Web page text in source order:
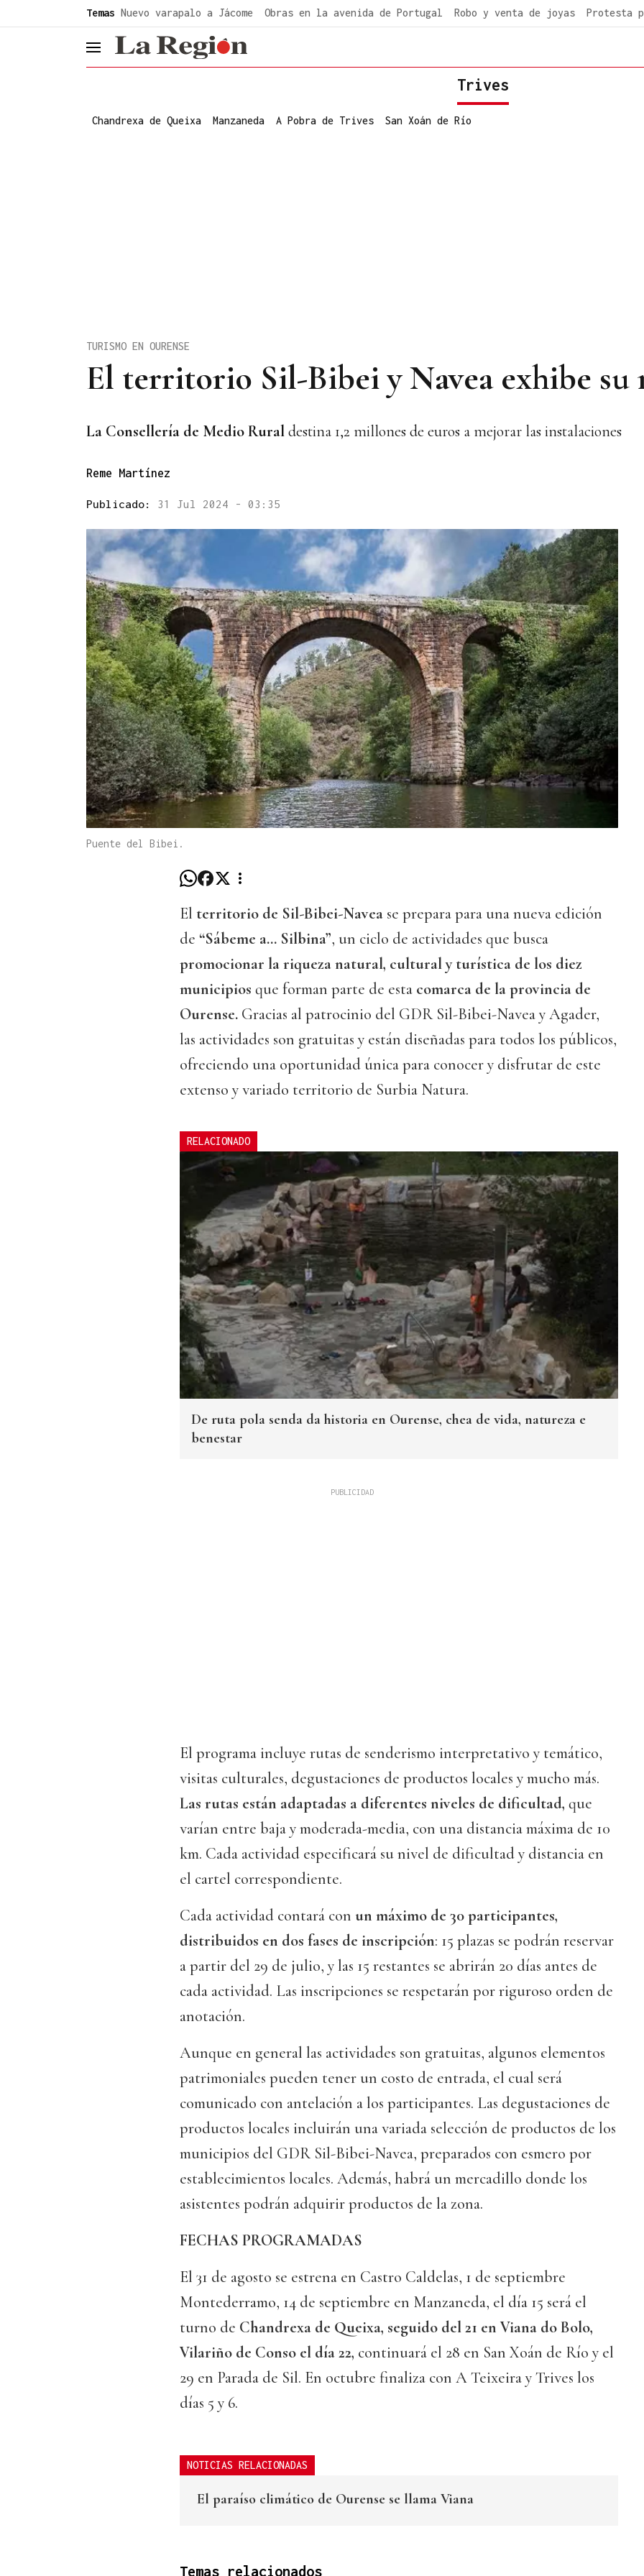
Temas Nuevo varapalo a Jácome Obras en la avenida de Portugal Robo y venta de joyas Protesta
header.menu.open
Trives
Chandrexa de Queixa Manzaneda A Pobra de Trives San Xoán de Río
El territorio Sil-Bibei y Navea exhibe su
TURISMO EN OURENSE
La Consellería de Medio Ruraldestina 1,2 millones de euros a mejorar las instalaciones
Reme Martínez
Publicado: 31 Jul 2024 - 03:35
Puente del Bibei.
El territorio de Sil-Bibei-Navea se prepara para una nueva edición
de “Sábeme a… Silbina”, un ciclo de actividades que busca
promocionar la riqueza natural, cultural y turística de los diez
municipios que forman parte de esta comarca de la provincia de
Ourense. Gracias al patrocinio del GDR Sil-Bibei-Navea y Agader,
las actividades son gratuitas y están diseñadas para todos los públicos,
ofreciendo una oportunidad única para conocer y disfrutar de este
extenso y variado territorio de Surbia Natura.
RELACIONADO
De ruta pola senda da historia en Ourense, chea de vida, natureza e
benestar
El programa incluye rutas de senderismo interpretativo y temático,
visitas culturales, degustaciones de productos locales y mucho más.
Las rutas están adaptadas a diferentes niveles de dificultad, que
varían entre baja y moderada-media, con una distancia máxima de 10
km. Cada actividad especificará su nivel de dificultad y distancia en
el cartel correspondiente.
Cada actividad contará con un máximo de 30 participantes,
distribuidos en dos fases de inscripción: 15 plazas se podrán reservar
a partir del 29 de julio, y las 15 restantes se abrirán 20 días antes de
cada actividad. Las inscripciones se respetarán por riguroso orden de
anotación.
Aunque en general las actividades son gratuitas, algunos elementos
patrimoniales pueden tener un costo de entrada, el cual será
comunicado con antelación a los participantes. Las degustaciones de
productos locales incluirán una variada selección de productos de los
municipios del GDR Sil-Bibei-Navea, preparados con esmero por
establecimientos locales. Además, habrá un mercadillo donde los
asistentes podrán adquirir productos de la zona.
FECHAS PROGRAMADAS
El 31 de agosto se estrena en Castro Caldelas, 1 de septiembre
Montederramo, 14 de septiembre en Manzaneda, el día 15 será el
turno de Chandrexa de Queixa, seguido del 21 en Viana do Bolo,
Vilariño de Conso el día 22, continuará el 28 en San Xoán de Río y el
29 en Parada de Sil. En octubre finaliza con A Teixeira y Trives los
días 5 y 6.
NOTICIAS RELACIONADAS
El paraíso climático de Ourense se llama Viana
Temas relacionados